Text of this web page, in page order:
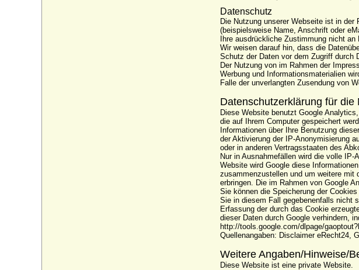
Datenschutz
Die Nutzung unserer Webseite ist in der
(beispielsweise Name, Anschrift oder
Ihre ausdrückliche Zustimmung nicht an
Wir weisen darauf hin, dass die
Schutz der Daten vor dem Zugriff durch
Der Nutzung von im Rahmen der
Werbung und Informationsmaterialien
Falle der unverlangten Zusendung von
Datenschutzerklärung für
Diese Website benutzt Google
die auf Ihrem Computer gespeichert
Informationen über Ihre Benutzung
der Aktivierung der IP-Anonymisierung
oder in anderen Vertragsstaaten des
Nur in Ausnahmefällen wird die volle
Website wird Google diese
zusammenzustellen und um weitere mit
erbringen. Die im Rahmen von Google
Sie können die Speicherung der
Sie in diesem Fall gegebenenfalls nicht
Erfassung der durch das Cookie
dieser Daten durch Google verhindern,
http://tools.google.com/dlpage/
Quellenangaben: Disclaimer eRecht24,
Weitere Angaben/Hinweise/
Diese Website ist eine private Website.